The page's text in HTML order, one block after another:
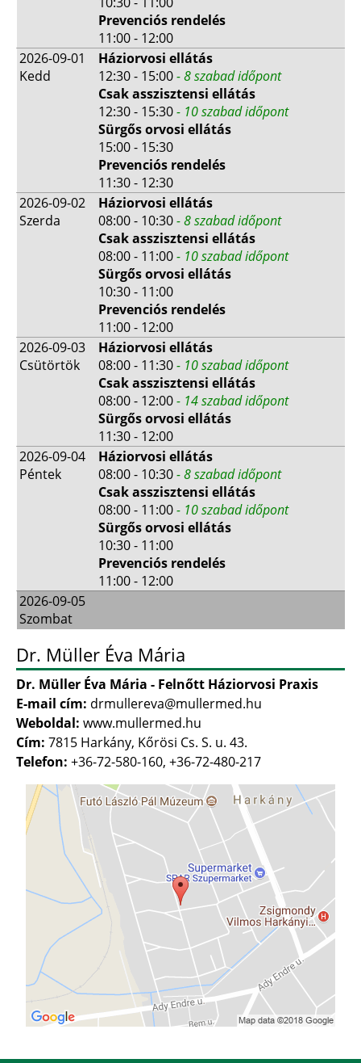
Prevenciós rendelés
11:00 - 12:00
2026-09-01
Kedd
Háziorvosi ellátás
12:30 - 15:00- 8 szabad időpont
Csak asszisztensi ellátás
12:30 - 15:30- 10 szabad időpont
Sürgős orvosi ellátás
15:00 - 15:30
Prevenciós rendelés
11:30 - 12:30
2026-09-02
Szerda
Háziorvosi ellátás
08:00 - 10:30- 8 szabad időpont
Csak asszisztensi ellátás
08:00 - 11:00- 10 szabad időpont
Sürgős orvosi ellátás
10:30 - 11:00
Prevenciós rendelés
11:00 - 12:00
2026-09-03
Csütörtök
Háziorvosi ellátás
08:00 - 11:30- 10 szabad időpont
Csak asszisztensi ellátás
08:00 - 12:00- 14 szabad időpont
Sürgős orvosi ellátás
11:30 - 12:00
2026-09-04
Péntek
Háziorvosi ellátás
08:00 - 10:30- 8 szabad időpont
Csak asszisztensi ellátás
08:00 - 11:00- 10 szabad időpont
Sürgős orvosi ellátás
10:30 - 11:00
Prevenciós rendelés
11:00 - 12:00
2026-09-05
Szombat
Dr. Müller Éva Mária
Dr. Müller Éva Mária - Felnőtt Háziorvosi Praxis
E-mail cím: drmullereva@mullermed.hu
Weboldal: www.mullermed.hu
Cím: 7815 Harkány, Kőrösi Cs. S. u. 43.
Telefon: +36-72-580-160, +36-72-480-217